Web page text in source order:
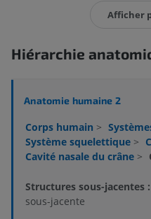
Afficher
Hiérarchie
Anatomie humaine 2
Corps humain >
Système squelettique >
Cavité nasale du crâne >
Structures sous-jacentes :
sous-jacente